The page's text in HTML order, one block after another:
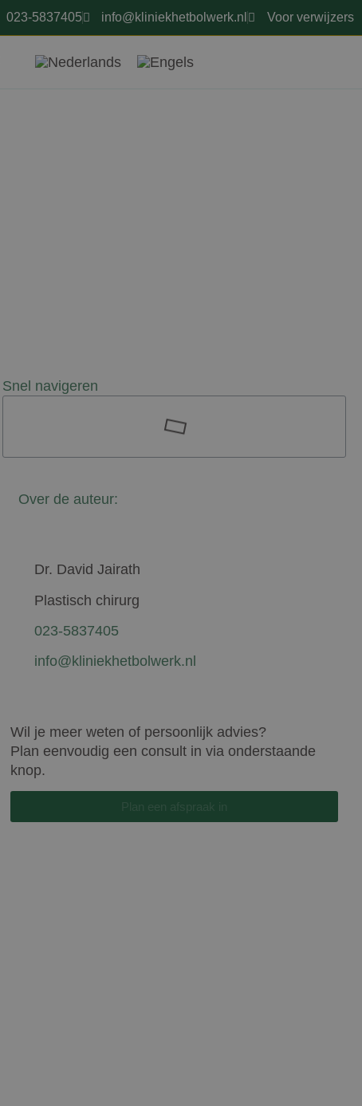
023-5837405 info@kliniekhetbolwerk.nl Voor verwijzers
Snel navigeren
Over de auteur:
Dr. David Jairath
Plastisch chirurg
023-5837405
info@kliniekhetbolwerk.nl
Wil je meer weten of persoonlijk advies?
Plan eenvoudig een consult in via onderstaande
knop.